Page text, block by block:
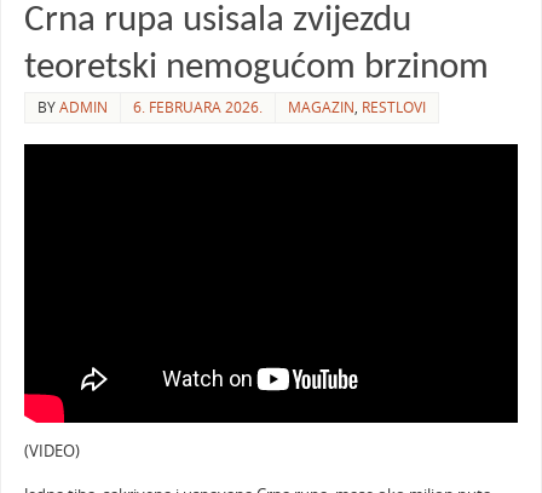
Crna rupa usisala zvijezdu
teoretski nemogućom brzinom
BYADMIN 6. FEBRUARA 2026. MAGAZIN, RESTLOVI
(VIDEO)